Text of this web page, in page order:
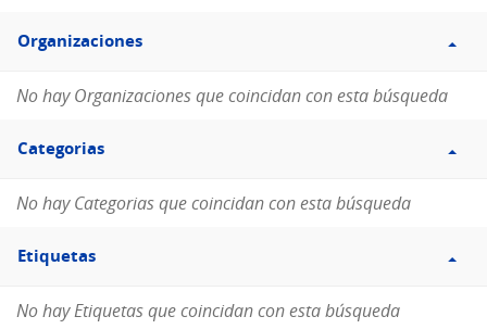
Filtro
Organizaciones
Organizaciones
No hay Organizaciones que coincidan con esta búsqueda
Filtro
Categorias
Categorias
No hay Categorias que coincidan con esta búsqueda
Filtro
Etiquetas
Etiquetas
No hay Etiquetas que coincidan con esta búsqueda